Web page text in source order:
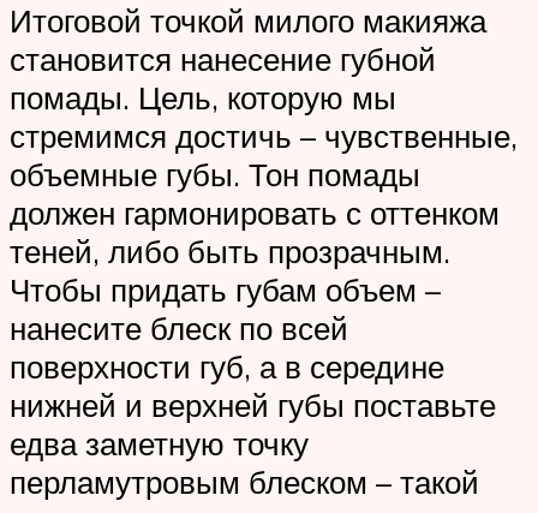
Итоговой точкой милого макияжа
становится нанесение губной
помады. Цель, которую мы
стремимся достичь – чувственные,
объемные губы. Тон помады
должен гармонировать с оттенком
теней, либо быть прозрачным.
Чтобы придать губам объем –
нанесите блеск по всей
поверхности губ, а в середине
нижней и верхней губы поставьте
едва заметную точку
перламутровым блеском – такой